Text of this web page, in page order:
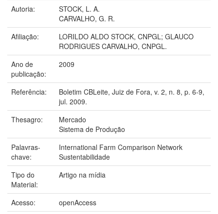
Autoria:
STOCK, L. A.
CARVALHO, G. R.
Afiliação:
LORILDO ALDO STOCK, CNPGL; GLAUCO
RODRIGUES CARVALHO, CNPGL.
Ano de
publicação:
2009
Referência:
Boletim CBLeite, Juiz de Fora, v. 2, n. 8, p. 6-9,
jul. 2009.
Thesagro:
Mercado
Sistema de Produção
Palavras-
chave:
International Farm Comparison Network
Sustentabilidade
Tipo do
Material:
Artigo na mídia
Acesso:
openAccess